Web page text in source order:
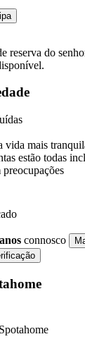
reserva do
vida mais
estão todas
connosco